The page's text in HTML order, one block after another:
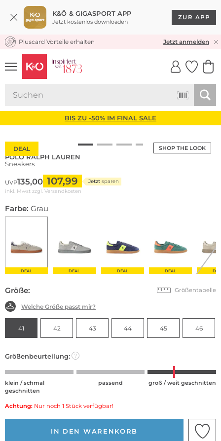
K&Ö & GIGASPORT APP
Jetzt kostenlos downloaden
ZUR APP
KOSTENLOSER VERSAND* & RÜCKVERSAND
Pluscard Vorteile erhalten Jetzt anmelden
UNSERE APP
CLICK &
BIS ZU -50% IM FINAL SALE
SHOP THE LOOK
DEAL
POLO RALPH LAUREN
Sneakers
UVP135,00 107,99 Jetzt sparen
inkl. Mwst zzgl. Versandkosten
Farbe: Grau
DEAL DEAL DEAL DEAL
Größe: Größentabelle
Welche Größe passt mir?
41 42 43 44 45 46
Größenbeurteilung: ?
klein / schmal
geschnitten
passend groß / weit geschnitten
Achtung: Nur noch 1 Stück verfügbar!
IN DEN WARENKORB